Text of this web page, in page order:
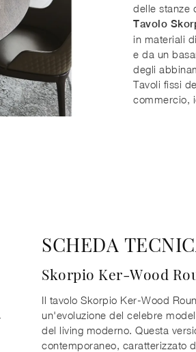
delle stanze
Tavolo
in materiali
e da un
degli
Tavoli fissi
commercio,
SCHEDA
Skorpio Ker-Wood
Il tavolo Skorpio Ker-Wood
un'evoluzione del celebre
del living moderno. Questa
contemporaneo, caratterizzato